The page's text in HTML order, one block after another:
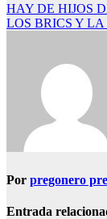
Navegación
de
HAY DE HIJOS
LOS BRICS Y
Por pregonero
Entrada